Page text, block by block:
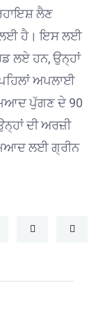
ਲੈਣ
ਲਈ ਹੈ। ਇਸ ਲਈ
ਲਏ ਹਨ, ਉਨ੍ਹਾਂ
ਅਪਲਾਈ
ਪੁੱਗਣ ਦੇ 90
ਦੀ ਅਰਜ਼ੀ
ਲਈ ਗ੍ਰੀਨ